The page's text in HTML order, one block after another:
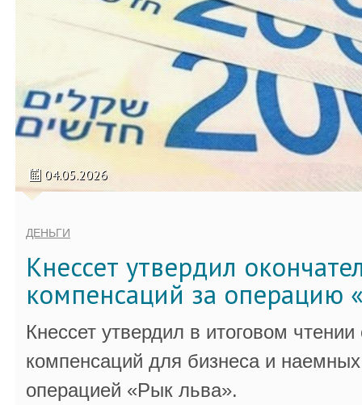
04.05.2026
ДЕНЬГИ
Кнессет утвердил
компенсаций за операцию
Кнессет утвердил в итоговом
компенсаций для бизнеса и
операцией «Рык льва».